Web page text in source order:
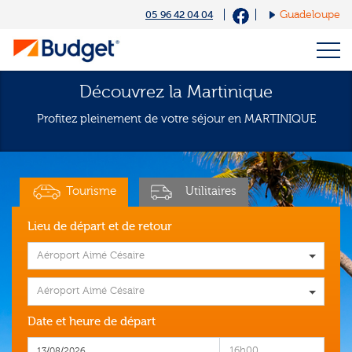
05 96 42 04 04 Guadeloupe
Découvrez la Martinique
Profitez pleinement de votre séjour en MARTINIQUE
Tourisme Utilitaires
Lieu de départ et de retour
Aéroport Aimé Césaire
Aéroport Aimé Césaire
Date et heure de départ